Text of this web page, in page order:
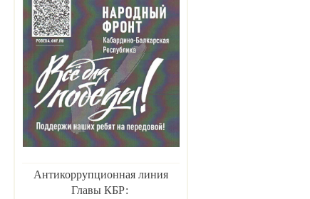
Антикоррупционная линия
Главы КБР: